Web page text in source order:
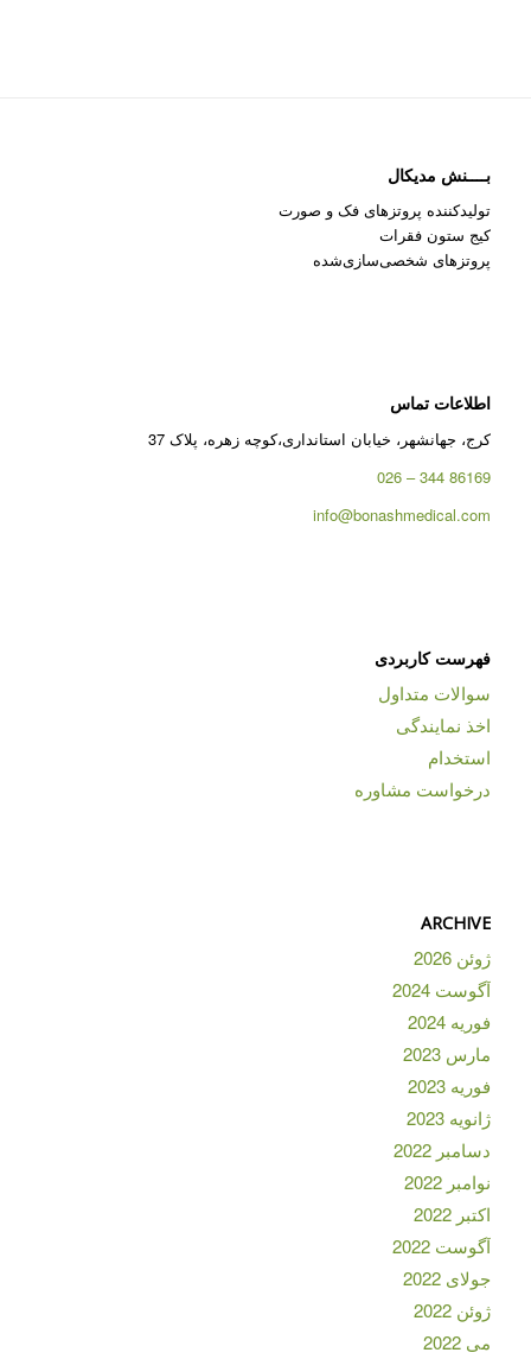
بــــنش مدیکال
تولیدکننده پروتزهای فک و صورت
کیج ستون فقرات
پروتزهای شخصی‌سازی‌شده
اطلاعات تماس
کرج، جهانشهر، خیابان استانداری،کوچه زهره، پلاک 37
86169 344 – 026
info@bonashmedical.com
فهرست کاربردی
سوالات متداول
اخذ نمایندگی
استخدام
درخواست مشاوره
ARCHIVE
ژوئن 2026
آگوست 2024
فوریه 2024
مارس 2023
فوریه 2023
ژانویه 2023
دسامبر 2022
نوامبر 2022
اکتبر 2022
آگوست 2022
جولای 2022
ژوئن 2022
می 2022